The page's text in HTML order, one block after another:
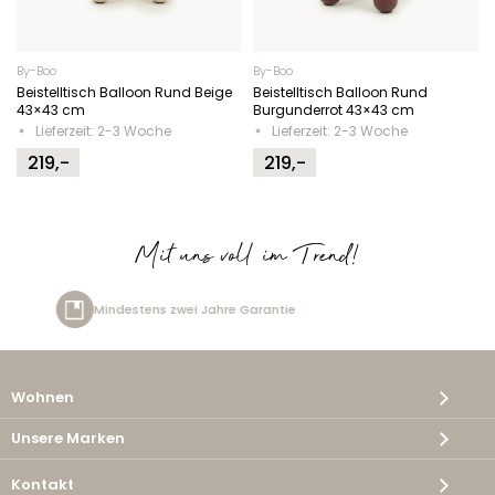
By-Boo
Beistelltisch Balloon Rund Beige
43×43 cm
Lieferzeit: 2-3 Woche
219,-
By-Boo
Beistelltisch Balloon Rund
Burgunderrot 43×43 cm
Lieferzeit: 2-3 Woche
219,-
Mit uns voll im Trend!
Garantie
Wohnen
Unsere Marken
Kontakt